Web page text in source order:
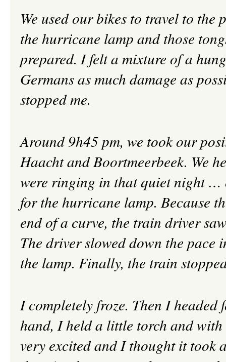
We used our bikes to travel to
the hurricane lamp and those
prepared. I felt a mixture of a
Germans as much damage as
stopped me.
Around 9h45 pm, we took our
Haacht and Boortmeerbeek. We
were ringing in that quiet night …
for the hurricane lamp. Because
end of a curve, the train driver
The driver slowed down the pace
the lamp. Finally, the train
I completely froze. Then I
hand, I held a little torch and
very excited and I thought it took